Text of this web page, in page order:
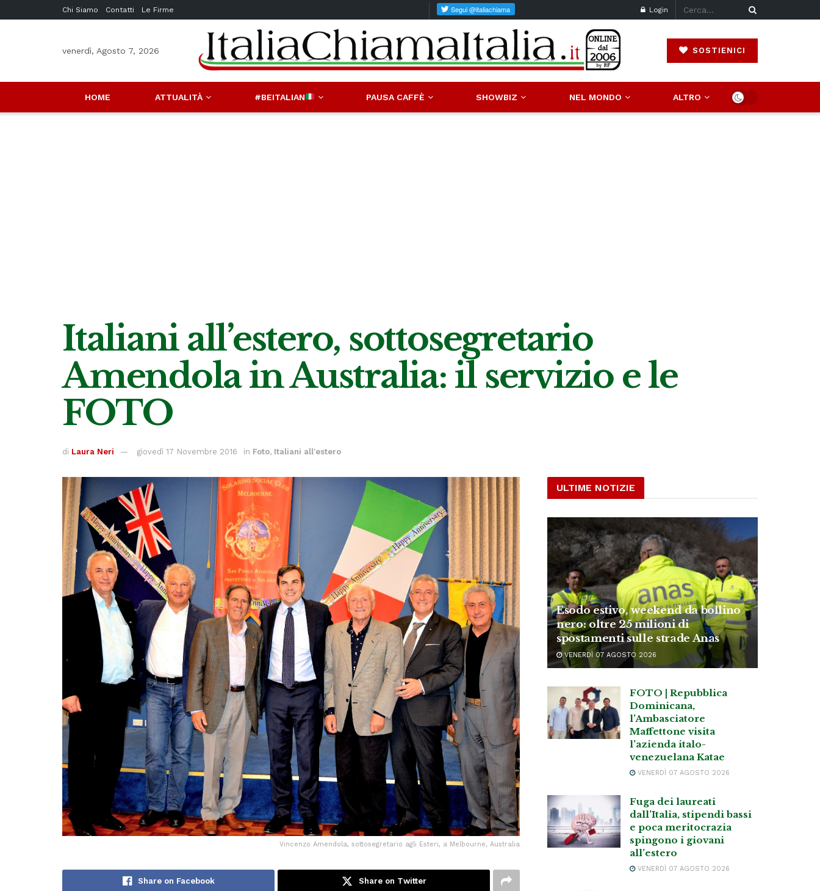
Chi Siamo Contatti Le Firme Login
venerdì, Agosto 7, 2026 SOSTIENICI
HOME ATTUALITÀ #BEITALIAN PAUSA CAFFÈ SHOWBIZ NEL MONDO ALTRO
Italiani all’estero, sottosegretario
Amendola in Australia: il servizio e le
FOTO
di Laura Neri giovedì 17 Novembre 2016 in Foto, Italiani all'estero
Vincenzo Amendola, sottosegretario agli Esteri, a Melbourne, Australia
Share on Facebook Share on Twitter
ULTIME NOTIZIE
Esodo estivo, weekend da bollino
nero: oltre 25 milioni di
spostamenti sulle strade Anas
VENERDÌ 07 AGOSTO 2026
FOTO | Repubblica
Dominicana,
l’Ambasciatore
Maffettone visita
l’azienda italo-
venezuelana Katae
VENERDÌ 07 AGOSTO 2026
Fuga dei laureati
dall’Italia, stipendi bassi
e poca meritocrazia
spingono i giovani
all’estero
VENERDÌ 07 AGOSTO 2026